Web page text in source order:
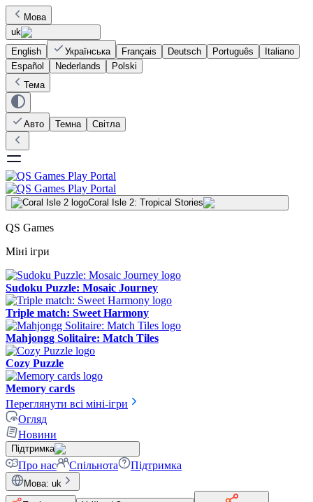
Мова
uk
English
Українська Français Deutsch Português
Italiano
Español
Nederlands
Polski
Тема
Авто Темна Світла
Coral Isle 2: Tropical Stories
QS Games
Міні ігри
Sudoku Puzzle: Mosaic Journey
Triple match: Sweet Harmony
Mahjongg Solitaire: Match Tiles
Cozy Puzzle
Memory cards
Переглянути всі міні-ігри
Огляд
Новини
Підтримка
Про нас Спільнота Підтримка
Мова: uk